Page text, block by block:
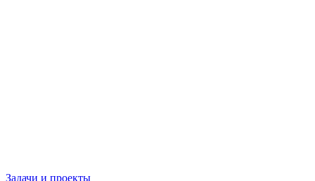
Задачи и проекты